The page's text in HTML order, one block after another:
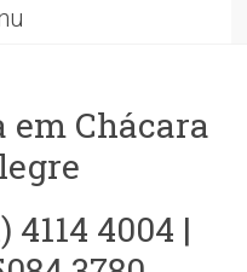
em Chácara
4114 4004 |